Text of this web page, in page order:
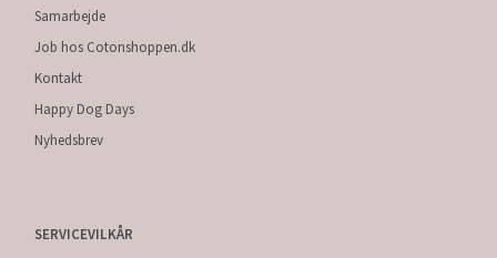
Samarbejde
Job hos Cotonshoppen.dk
Kontakt
Happy Dog Days
Nyhedsbrev
SERVICEVILKÅR